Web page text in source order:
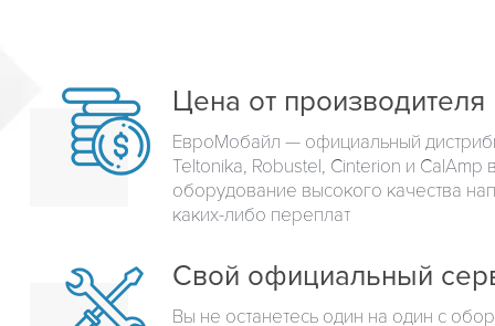
Цена от производителя
ЕвроМобайл — официальный
Teltonika, Robustel, Cinterion и
оборудование высокого качества
каких-либо переплат
Свой официальный
Вы не останетесь один на один с